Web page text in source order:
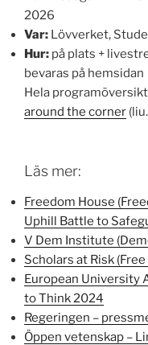
2026
Var: Lövverket,
Hur: på plats +
bevaras på hemsidan
Hela
around the corner
Läs mer:
Freedom House
Uphill Battle to
V Dem Institute
Scholars at Risk
European University
to Think 2024
Regeringen –
Öppen vetenskap –